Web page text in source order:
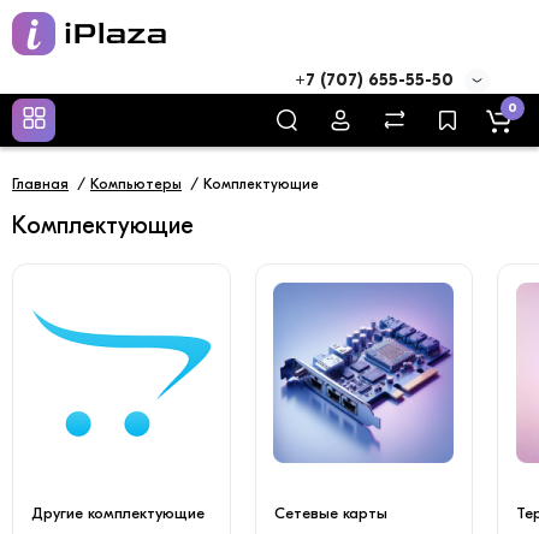
+7 (707) 655-55-50
0
Главная Компьютеры Комплектующие
Комплектующие
Другие комплектующие Сетевые карты